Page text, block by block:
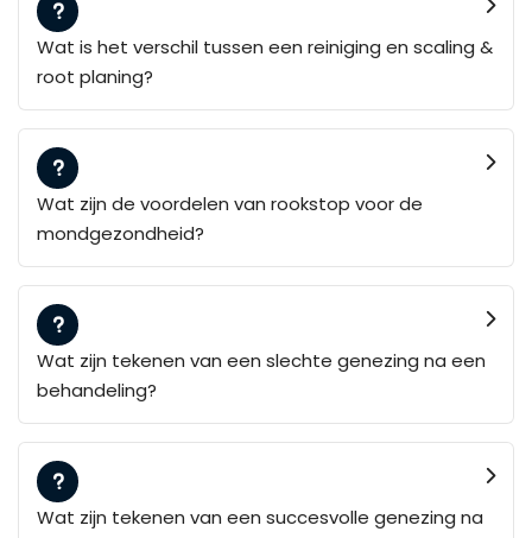
Wat is het verschil tussen een reiniging en scaling &
root planing?
Wat zijn de voordelen van rookstop voor de
mondgezondheid?
Wat zijn tekenen van een slechte genezing na een
behandeling?
Wat zijn tekenen van een succesvolle genezing na